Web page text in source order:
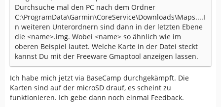
Durchsuche mal den PC nach dem Ordner
C:\ProgramData\Garmin\CoreService\Downloads\Maps....I
n weiteren Unterordnern sind dann in der letzten Ebene
die <name>.img. Wobei <name> so ähnlich wie im
oberen Beispiel lautet. Welche Karte in der Datei steckt
kannst Du mit der Freeware Gmaptool anzeigen lassen.
Ich habe mich jetzt via BaseCamp durchgekämpft. Die
Karten sind auf der microSD drauf, es scheint zu
funktionieren. Ich gebe dann noch einmal Feedback.